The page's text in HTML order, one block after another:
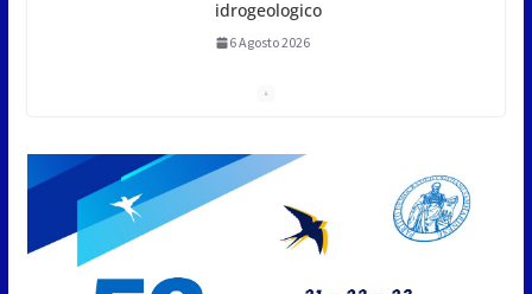
6 Agosto 2026
approvato
6 Agosto 2026
Protezione Civile San Marino.